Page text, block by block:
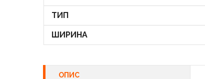
ТИП
ШИРИНА
ОПИС